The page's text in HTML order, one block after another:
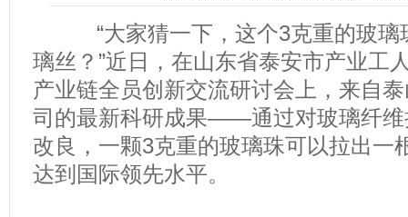
“大家猜一下，这个3克重的玻璃
璃丝？”近日，在山东省泰安市产业工
产业链全员创新交流研讨会上，来自
司的最新科研成果——通过对玻璃纤维
改良，一颗3克重的玻璃珠可以拉出一
达到国际领先水平。